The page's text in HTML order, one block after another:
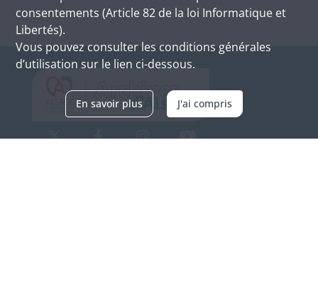
consentements (Article 82 de la loi Informatique et
Libertés).
Vous pouvez consulter les conditions générales
d’utilisation sur le lien ci-dessous.
En savoir plus J'ai compris